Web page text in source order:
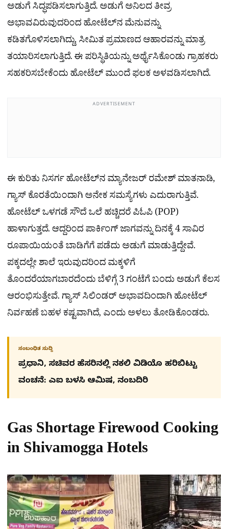
ಅಡುಗೆ ಸಿದ್ಧಪಡಿಸಲಾಗುತ್ತಿದೆ. ಅಡುಗೆ ಅನಿಲದ ತೀವ್ರ
ಅಭಾವವಿರುವುದರಿಂದ ಹೋಟೆಲ್‌ನ ಮೆನುವನ್ನು
ಕಡಿತಗೊಳಿಸಲಾಗಿದ್ದು, ಸೀಮಿತ ಪ್ರಮಾಣದ ಆಹಾರವನ್ನು ಮಾತ್ರ
ತಯಾರಿಸಲಾಗುತ್ತಿದೆ. ಈ ಪರಿಸ್ಥಿತಿಯನ್ನು ಅರ್ಥೈಸಿಕೊಂಡು ಗ್ರಾಹಕರು
ಸಹಕರಿಸಬೇಕೆಂದು ಹೋಟೆಲ್ ಮುಂದೆ ಫಲಕ ಅಳವಡಿಸಲಾಗಿದೆ.
ADVERTISEMENT
ಈ ಕುರಿತು ನಿಸರ್ಗ ಹೋಟೆಲ್‌ನ ಮ್ಯಾನೇಜರ್ ರಮೇಶ್ ಮಾತನಾಡಿ,
ಗ್ಯಾಸ್ ಕೊರತೆಯಿಂದಾಗಿ ಅನೇಕ ಸಮಸ್ಯೆಗಳು ಎದುರಾಗುತ್ತಿವೆ.
ಹೋಟೆಲ್ ಒಳಗಡೆ ಸೌದೆ ಒಲೆ ಹಚ್ಚಿದರೆ ಪಿಓಪಿ (POP)
ಹಾಳಾಗುತ್ತದೆ. ಆದ್ದರಿಂದ ಪಾರ್ಕಿಂಗ್ ಜಾಗವನ್ನು ದಿನಕ್ಕೆ 4 ಸಾವಿರ
ರೂಪಾಯಿಯಂತೆ ಬಾಡಿಗೆಗೆ ಪಡೆದು ಅಡುಗೆ ಮಾಡುತ್ತಿದ್ದೇವೆ.
ಪಕ್ಕದಲ್ಲೇ ಶಾಲೆ ಇರುವುದರಿಂದ ಮಕ್ಕಳಿಗೆ
ತೊಂದರೆಯಾಗಬಾರದೆಂದು ಬೆಳಿಗ್ಗೆ 3 ಗಂಟೆಗೆ ಬಂದು ಅಡುಗೆ ಕೆಲಸ
ಆರಂಭಿಸುತ್ತೇವೆ. ಗ್ಯಾಸ್ ಸಿಲಿಂಡರ್ ಅಭಾವದಿಂದಾಗಿ ಹೋಟೆಲ್
ನಿರ್ವಹಣೆ ಬಹಳ ಕಷ್ಟವಾಗಿದೆ, ಎಂದು ಅಳಲು ತೋಡಿಕೊಂಡರು.
ಸಂಬಂಧಿತ ಸುದ್ದಿ
ಪ್ರಧಾನಿ, ಸಚಿವರ ಹೆಸರಿನಲ್ಲಿ ನಕಲಿ ವಿಡಿಯೊ ಹರಿಬಿಟ್ಟು
ವಂಚನೆ: ಎಐ ಬಳಸಿ ಆಮಿಷ, ನಂಬದಿರಿ
Gas Shortage Firewood Cooking
in Shivamogga Hotels